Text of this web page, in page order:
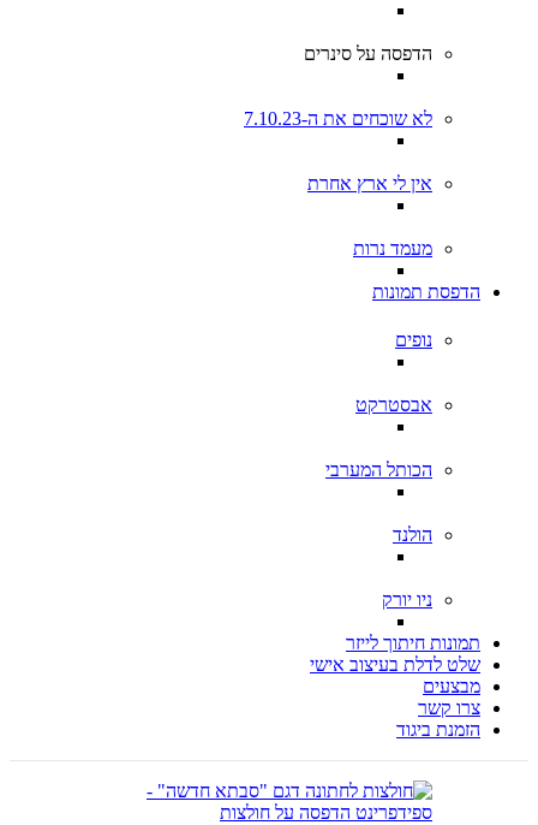
הדפסה על סינרים
לא שוכחים את ה-7.10.23
אין לי ארץ אחרת
מעמד נרות
הדפסת תמונות
נופים
אבסטרקט
הכותל המערבי
הולנד
ניו יורק
תמונות חיתוך לייזר
שלט לדלת בעיצוב אישי
מבצעים
צרו קשר
הזמנת ביגוד